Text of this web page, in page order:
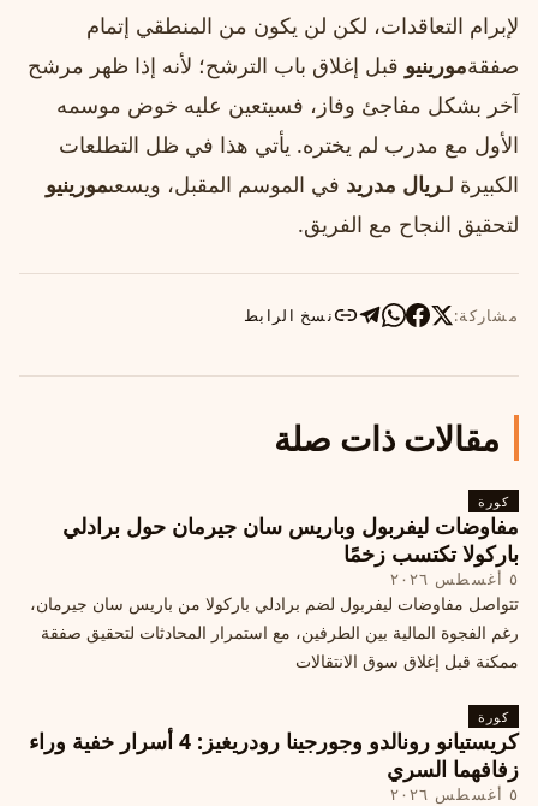
لإبرام التعاقدات، لكن لن يكون من المنطقي إتمام
صفقةمورينيو قبل إغلاق باب الترشح؛ لأنه إذا ظهر مرشح
آخر بشكل مفاجئ وفاز، فسيتعين عليه خوض موسمه
الأول مع مدرب لم يختره. يأتي هذا في ظل التطلعات
الكبيرة لـريال مدريد في الموسم المقبل، ويسعىمورينيو
لتحقيق النجاح مع الفريق.
مشاركة: نسخ الرابط
مقالات ذات صلة
كورة
مفاوضات ليفربول وباريس سان جيرمان حول برادلي
باركولا تكتسب زخمًا
٥ أغسطس ٢٠٢٦
تتواصل مفاوضات ليفربول لضم برادلي باركولا من باريس سان جيرمان،
رغم الفجوة المالية بين الطرفين، مع استمرار المحادثات لتحقيق صفقة
ممكنة قبل إغلاق سوق الانتقالات
كورة
كريستيانو رونالدو وجورجينا رودريغيز: 4 أسرار خفية وراء
زفافهما السري
٥ أغسطس ٢٠٢٦